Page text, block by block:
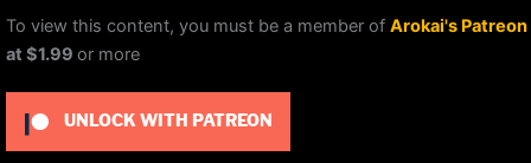
To view this content, you must be a member of Arokai's Patreon
at $1.99 or more
UNLOCK WITH PATREON